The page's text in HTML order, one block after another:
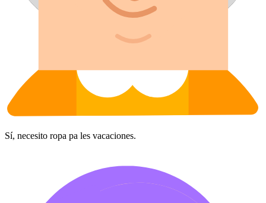
Sí, necesito ropa pa les vacaciones.